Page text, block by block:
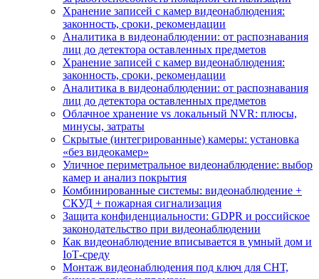
Хранение записей с камер видеонаблюдения:
законность, сроки, рекомендации
Аналитика в видеонаблюдении: от распознавания
лиц до детектора оставленных предметов
Хранение записей с камер видеонаблюдения:
законность, сроки, рекомендации
Аналитика в видеонаблюдении: от распознавания
лиц до детектора оставленных предметов
Облачное хранение vs локальный NVR: плюсы,
минусы, затраты
Скрытые (интегрированные) камеры: установка
«без видеокамер»
Уличное периметральное видеонаблюдение: выбор
камер и анализ покрытия
Комбинированные системы: видеонаблюдение +
СКУД + пожарная сигнализация
Защита конфиденциальности: GDPR и российское
законодательство при видеонаблюдении
Как видеонаблюдение вписывается в умный дом и
IoT‑среду
Монтаж видеонаблюдения под ключ для СНТ,